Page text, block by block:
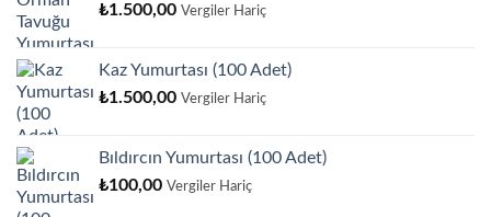
₺1.500,00 Vergiler Hariç
Kaz Yumurtası (100 Adet)
₺1.500,00 Vergiler Hariç
Bıldırcın Yumurtası (100 Adet)
₺100,00 Vergiler Hariç